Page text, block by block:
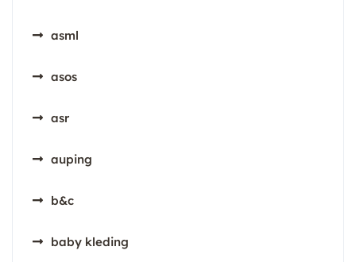
asml
asos
asr
auping
b&c
baby kleding